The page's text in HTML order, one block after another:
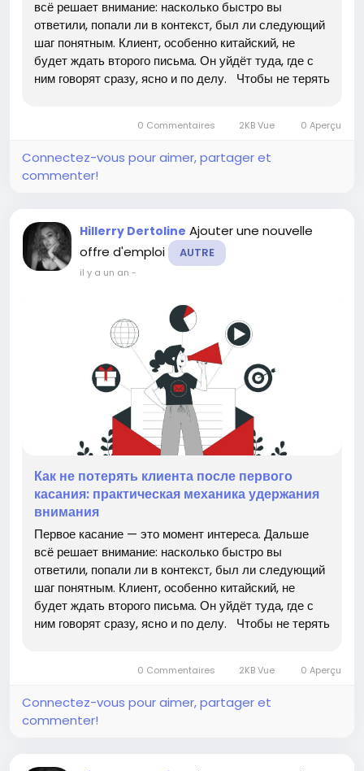
всё решает внимание: насколько быстро вы
ответили, попали ли в контекст, был ли следующий
шаг понятным. Клиент, особенно китайский, не
будет ждать второго письма. Он уйдёт туда, где с
ним говорят сразу, ясно и по делу. Чтобы не терять
0 Commentaires 2KB Vue 0 Aperçu
Connectez-vous pour aimer, partager et
commenter!
Hillerry Dertoline Ajouter une nouvelle
offre d'emploi
AUTRE
il y a un an -
Как не потерять клиента после первого
касания: практическая механика удержания
внимания
Первое касание — это момент интереса. Дальше
всё решает внимание: насколько быстро вы
ответили, попали ли в контекст, был ли следующий
шаг понятным. Клиент, особенно китайский, не
будет ждать второго письма. Он уйдёт туда, где с
ним говорят сразу, ясно и по делу. Чтобы не терять
0 Commentaires 2KB Vue 0 Aperçu
Connectez-vous pour aimer, partager et
commenter!